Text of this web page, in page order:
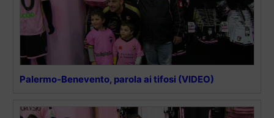
Palermo-Benevento, parola ai tifosi (VIDEO)